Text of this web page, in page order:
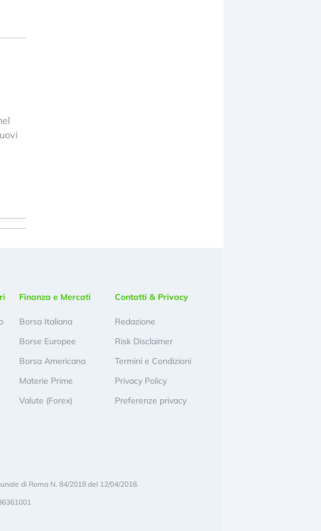
Finanza e Mercati
Borsa Italiana
Borse Europee
Borsa Americana
Materie Prime
Valute (Forex)
Contatti & Privacy
Redazione
Risk Disclaimer
Termini e Condizioni
Privacy Policy
Preferenze privacy
di Roma N. 84/2018 del 12/04/2018.